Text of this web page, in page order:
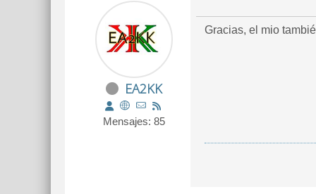
EA2KK
Mensajes: 85
Gracias, el mio